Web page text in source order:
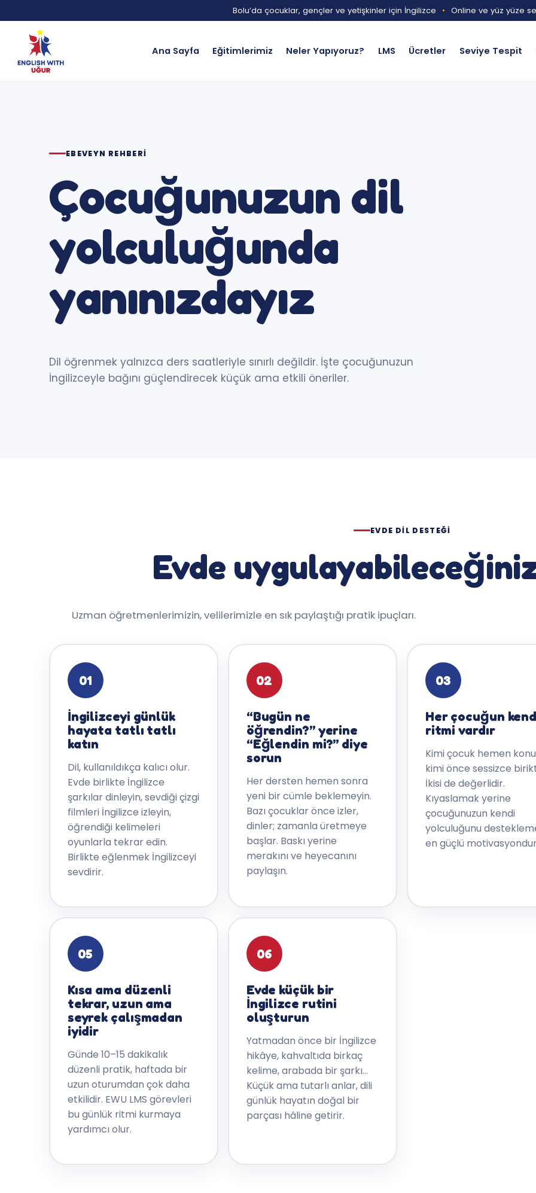
Bolu’da çocuklar, gençler ve yetişkinler için İngilizce • Online ve yüz yüze
Ana Sayfa Eğitimlerimiz Neler Yapıyoruz? LMS Ücretler Seviye Tespit
EBEVEYN REHBERI
Çocuğunuzun dil
yolculuğunda
yanınızdayız
Dil öğrenmek yalnızca ders saatleriyle sınırlı değildir. İşte çocuğunuzun
İngilizceyle bağını güçlendirecek küçük ama etkili öneriler.
EVDE DIL DESTEĞI
Evde
Uzman öğretmenlerimizin, velilerimizle en sık paylaştığı pratik ipuçları.
01
İngilizceyi günlük
hayata tatlı tatlı
katın
Dil, kullanıldıkça kalıcı olur.
Evde birlikte İngilizce
şarkılar dinleyin, sevdiği çizgi
filmleri İngilizce izleyin,
öğrendiği kelimeleri
oyunlarla tekrar edin.
Birlikte eğlenmek İngilizceyi
sevdirir.
02
“Bugün ne
öğrendin?” yerine
“Eğlendin mi?” diye
sorun
Her dersten hemen sonra
yeni bir cümle beklemeyin.
Bazı çocuklar önce izler,
dinler; zamanla üretmeye
başlar. Baskı yerine
merakını ve heyecanını
paylaşın.
03
Her çocuğun
ritmi vardır
Kimi çocuk hemen
kimi önce sessizce
İkisi de değerlidir.
Kıyaslamak yerine
çocuğunuzun kendi
yolculuğunu
en güçlü
05
Kısa ama düzenli
tekrar, uzun ama
seyrek çalışmadan
iyidir
Günde 10–15 dakikalık
düzenli pratik, haftada bir
uzun oturumdan çok daha
etkilidir. EWU LMS görevleri
bu günlük ritmi kurmaya
yardımcı olur.
06
Evde küçük bir
İngilizce rutini
oluşturun
Yatmadan önce bir İngilizce
hikâye, kahvaltıda birkaç
kelime, arabada bir şarkı…
Küçük ama tutarlı anlar, dili
günlük hayatın doğal bir
parçası hâline getirir.